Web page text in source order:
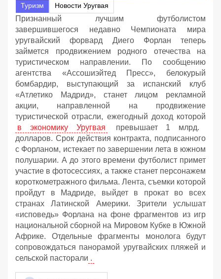
Туризм Новости Уругвая
Признанный лучшим футболистом
завершившегося недавно Чемпионата мира
уругвайский форвард Диего Форлан теперь
займется продвижением родного отечества на
туристическом направлении. По сообщению
агентства «Ассошиэйтед Пресс», белокурый
бомбардир, выступающий за испанский клуб
«Атлетико Мадрид», станет лицом рекламной
акции, направленной на продвижение
туристической отрасли, ежегодный доход которой
в экономику Уругвая
превышает 1 млрд.
долларов. Срок действия контракта, подписанного
с Форланом, истекает по завершении лета в южном
полушарии. А до этого времени футболист примет
участие в фотосессиях, а также станет персонажем
короткометражного фильма. Лента, съемки которой
пройдут в Мадриде, выйдет в прокат во всех
странах Латинской Америки. Зрители услышат
«исповедь» Форлана на фоне фрагментов из игр
национальной сборной на Мировом Кубке в Южной
Африке. Отдельные фрагменты монолога будут
сопровождаться панорамой уругвайских пляжей и
сельской пасторали .